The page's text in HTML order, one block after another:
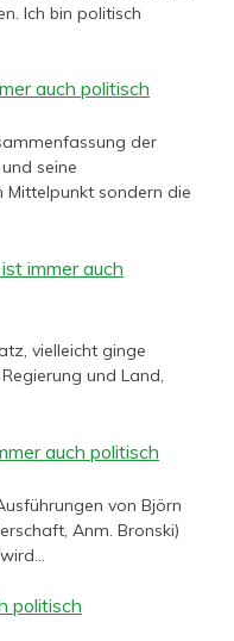
Ich bin politisch
auch politisch
der
seine
Mittelpunkt sondern die
immer auch
vielleicht ginge
und Land,
auch politisch
von Björn
Anm. Bronski)
politisch